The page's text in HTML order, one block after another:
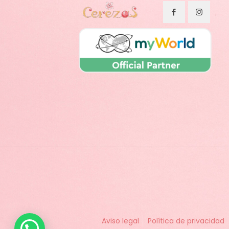
Aviso legal Política de privacidad